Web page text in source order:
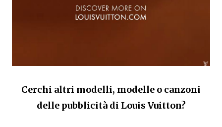
Cerchi altri modelli, modelle o canzoni
delle pubblicità di Louis Vuitton?